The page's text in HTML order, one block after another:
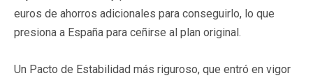
euros de ahorros adicionales para conseguirlo, lo que
presiona a España para ceñirse al plan original.
Un Pacto de Estabilidad más riguroso, que entró en vigor